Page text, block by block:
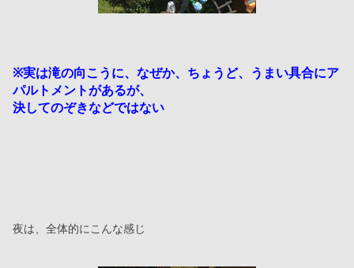
※実は滝の向こうに、なぜか、ちょうど、うまい具合にア
パルトメントがあるが、
決してのぞきなどではない
夜は、全体的にこんな感じ